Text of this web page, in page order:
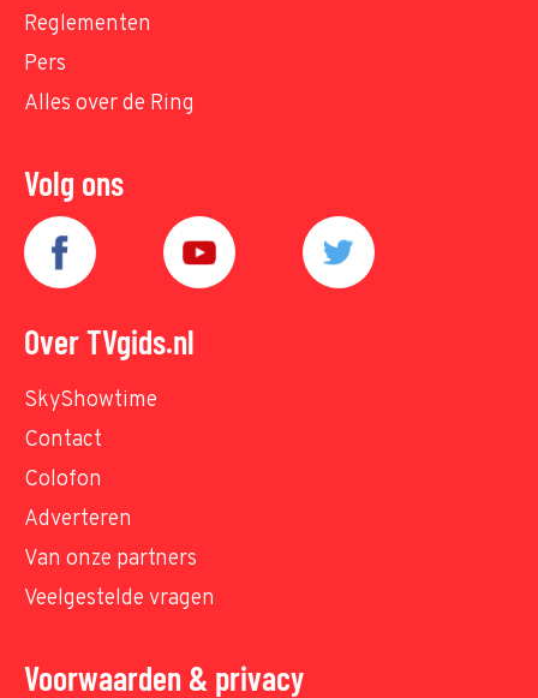
Reglementen
Pers
Alles over de Ring
Volg ons
Over TVgids.nl
SkyShowtime
Contact
Colofon
Adverteren
Van onze partners
Veelgestelde vragen
Voorwaarden & privacy